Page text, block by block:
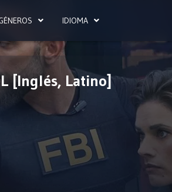
IDIOMA
[Inglés, Latino]